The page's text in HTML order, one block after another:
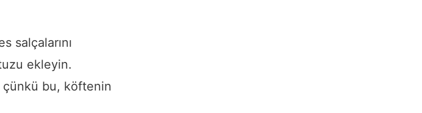
salçalarını
ekleyin.
çünkü bu, köftenin